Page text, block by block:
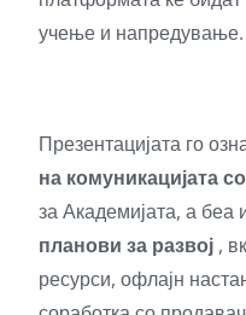
учење и напредување.
Презентацијата го
на комуникацијата
за Академијата, а беа
планови за развој ,
ресурси, офлајн